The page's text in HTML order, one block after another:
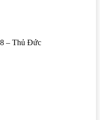
– Thủ Đức